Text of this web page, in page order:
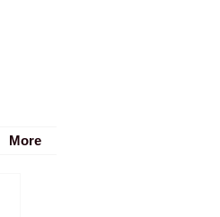
More